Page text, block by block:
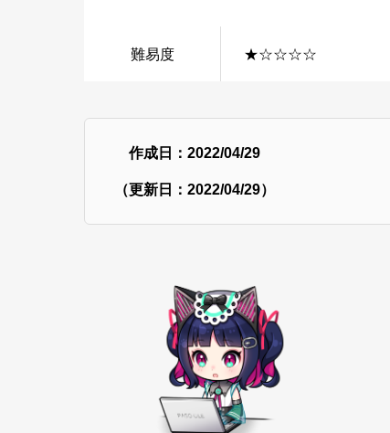
難易度 ★☆☆☆☆
作成日：2022/04/29
（更新日：2022/04/29）